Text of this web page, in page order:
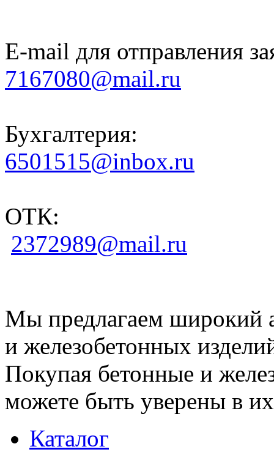
E-mail для отправления
7167080@mail.ru
Бухгалтерия:
6501515@inbox.ru
ОТК:
2372989@mail.ru
Мы предлагаем широкий
и железобетонных
Покупая бетонные и
можете быть уверены в их
Каталог